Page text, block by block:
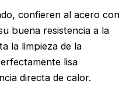
confieren al acero con
buena resistencia a la
la limpieza de la
lisa
directa de calor.